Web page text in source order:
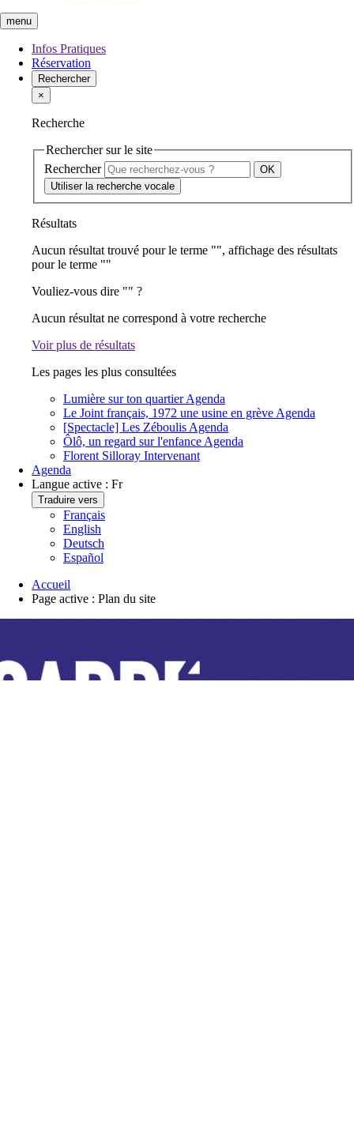
menu
Infos Pratiques
Réservation
Rechercher
×
Recherche
Rechercher sur le site
Rechercher
Utiliser la recherche vocale
Résultats
Aucun résultat trouvé pour le terme "", affichage des résultats
pour le terme ""
Vouliez-vous dire "" ?
Aucun résultat ne correspond à votre recherche
Voir plus de résultats
Les pages les plus consultées
Lumière sur ton quartier Agenda
Le Joint français, 1972 une usine en grève Agenda
[Spectacle] Les Zéboulis Agenda
Ôlô, un regard sur l'enfance Agenda
Florent Silloray Intervenant
Agenda
Langue active : Fr
Traduire vers
Français
English
Deutsch
Español
Accueil
Page active : Plan du site